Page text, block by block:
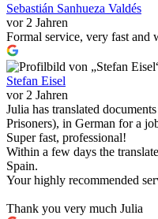
Sebastián Sanhueza Valdés
vor 2 Jahren
Formal service, very fast and
Stefan Eisel
vor 2 Jahren
Julia has translated
Prisoners), in German for a
Super fast, professional!
Within a few days the
Spain.
Your highly recommended
Thank you very much Julia